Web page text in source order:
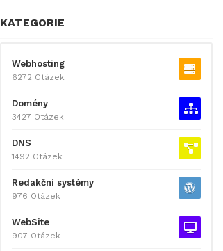
KATEGORIE
Webhosting
6272 Otázek
Domény
3427 Otázek
DNS
1492 Otázek
Redakční systémy
976 Otázek
WebSite
907 Otázek